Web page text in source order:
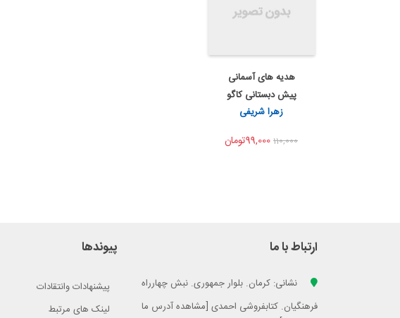
به من اطلاع بده
اشتراک گذاری
هدیه های آسمانی
پیش دبستانی کاگو
زهرا شریفی
110,000
ارتباط با ما
نشانی: کرمان. بلوار جمهوری. نبش چهارراه
فرهنگیان. کتابفروشی احمدی [مشاهده آدرس ما
پیوندها
پیشنهادات وانتقادات
لینک های مرتبط